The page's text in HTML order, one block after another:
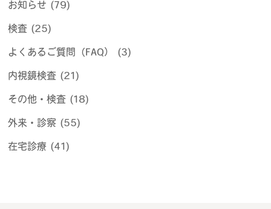
お知らせ (79)
検査 (25)
よくあるご質問（FAQ） (3)
内視鏡検査 (21)
その他・検査 (18)
外来・診察 (55)
在宅診療 (41)